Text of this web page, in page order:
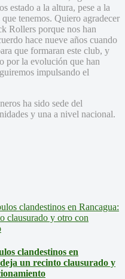
estado a la altura, pese a la
tenemos. Quiero agradecer
Rollers porque nos han
hace nueve años cuando
que formaran este club, y
por la evolución que han
impulsando el
ha sido sede del
y una a nivel nacional.
clandestinos en
un recinto clausurado y